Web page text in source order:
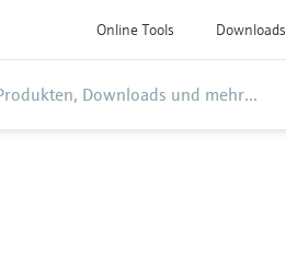
Online Tools Downloads